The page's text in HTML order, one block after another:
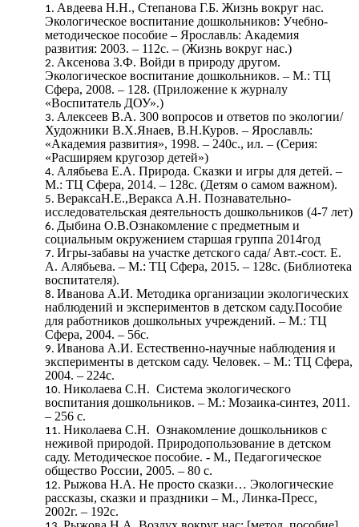
Авдеева Н.Н., Степанова Г.Б. Жизнь вокруг нас.
Экологическое воспитание дошкольников: Учебно-
методическое пособие – Ярославль: Академия
развития: 2003. – 112с. – (Жизнь вокруг нас.)
Аксенова З.Ф. Войди в природу другом.
Экологическое воспитание дошкольников. – М.: ТЦ
Сфера, 2008. – 128. (Приложение к журналу
«Воспитатель ДОУ».)
Алексеев В.А. 300 вопросов и ответов по экологии/
Художники В.Х.Янаев, В.Н.Куров. – Ярославль:
«Академия развития», 1998. – 240с., ил. – (Серия:
«Расширяем кругозор детей»)
Алябьева Е.А. Природа. Сказки и игры для детей. –
М.: ТЦ Сфера, 2014. – 128с. (Детям о самом важном).
ВераксаН.Е.,Веракса А.Н. Познавательно-
исследовательская деятельность дошкольников (4-7 лет)
Дыбина О.В.Ознакомление с предметным и
социальным окружением старшая группа 2014год
Игры-забавы на участке детского сада/ Авт.-сост. Е.
А. Алябьева. – М.: ТЦ Сфера, 2015. – 128с. (Библиотека
воспитателя).
Иванова А.И. Методика организации экологических
наблюдений и экспериментов в детском саду.Пособие
для работников дошкольных учреждений. – М.: ТЦ
Сфера, 2004. – 56с.
Иванова А.И. Естественно-научные наблюдения и
эксперименты в детском саду. Человек. – М.: ТЦ Сфера,
2004. – 224с.
Николаева С.Н. Система экологического
воспитания дошкольников. – М.: Мозаика-синтез, 2011.
– 256 с.
Николаева С.Н. Ознакомление дошкольников с
неживой природой. Природопользование в детском
саду. Методическое пособие. - М., Педагогическое
общество России, 2005. – 80 с.
Рыжова Н.А. Не просто сказки… Экологические
рассказы, сказки и праздники – М., Линка-Пресс,
2002г. – 192с.